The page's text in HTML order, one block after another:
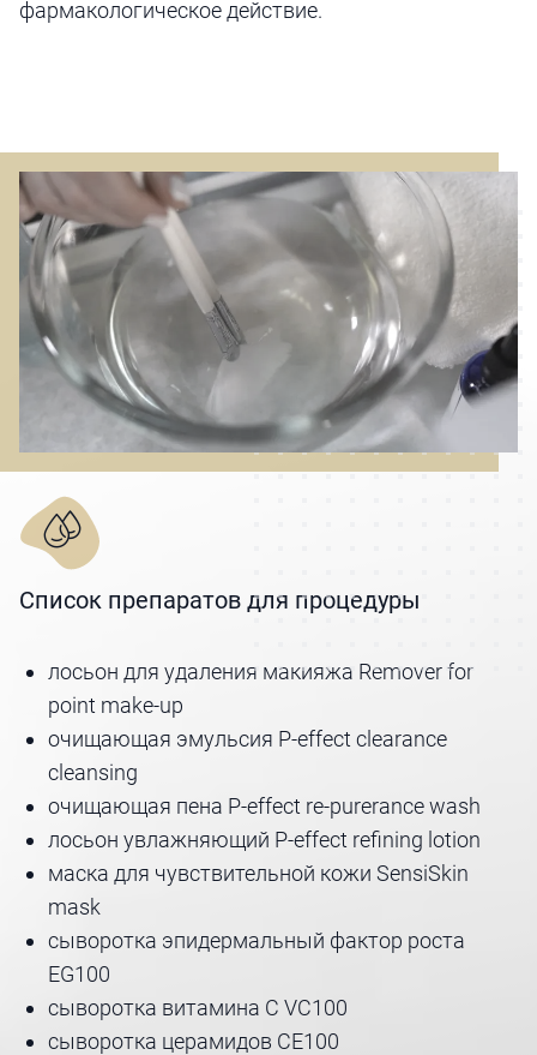
фармакологическое действие.
Список препаратов для процедуры
лосьон для удаления макияжа Remover for
point make-up
очищающая эмульсия P-effect clearance
cleansing
очищающая пена P-effect re-purerance wash
лосьон увлажняющий P-effect refining lotion
маска для чувствительной кожи SensiSkin
mask
сыворотка эпидермальный фактор роста
EG100
сыворотка витамина С VC100
сыворотка церамидов CE100